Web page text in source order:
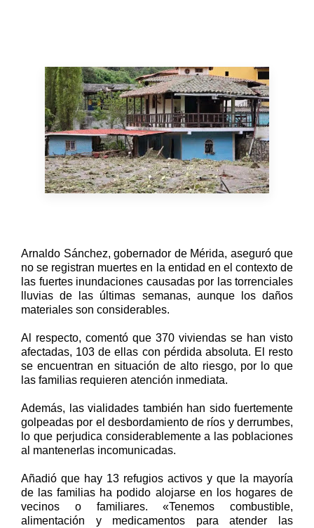
Arnaldo Sánchez, gobernador de Mérida, aseguró que
no se registran muertes en la entidad en el contexto de
las fuertes inundaciones causadas por las torrenciales
lluvias de las últimas semanas, aunque los daños
materiales son considerables.
Al respecto, comentó que 370 viviendas se han visto
afectadas, 103 de ellas con pérdida absoluta. El resto
se encuentran en situación de alto riesgo, por lo que
las familias requieren atención inmediata.
Además, las vialidades también han sido fuertemente
golpeadas por el desbordamiento de ríos y derrumbes,
lo que perjudica considerablemente a las poblaciones
al mantenerlas incomunicadas.
Añadió que hay 13 refugios activos y que la mayoría
de las familias ha podido alojarse en los hogares de
vecinos o familiares. «Tenemos combustible,
alimentación y medicamentos para atender las